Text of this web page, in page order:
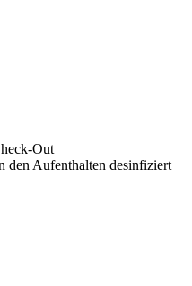
Out
Aufenthalten desinfiziert